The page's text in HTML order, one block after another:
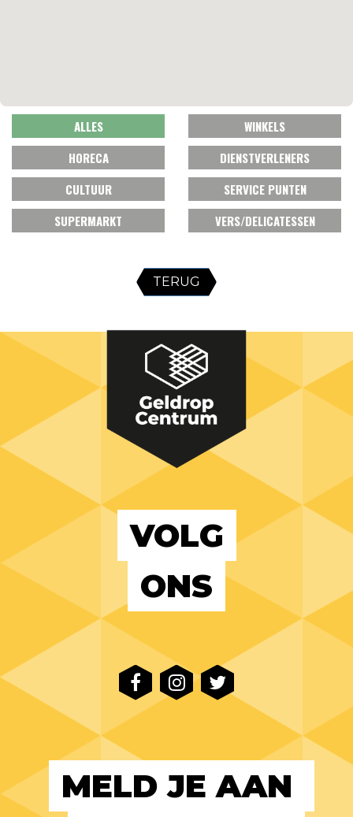
ALLES
WINKELS
HORECA
DIENSTVERLENERS
CULTUUR
SERVICE PUNTEN
SUPERMARKT
VERS/DELICATESSEN
TERUG
VOLG
ONS
MELD JE AAN